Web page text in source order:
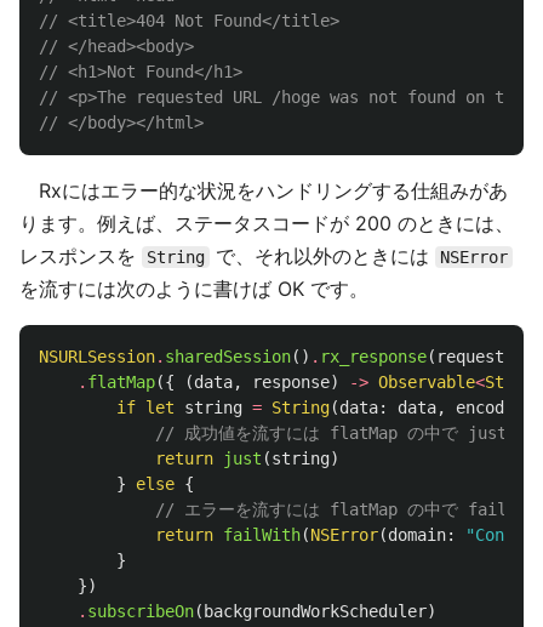
// <title>404 Not Found</title>
// </head><body>
// <h1>Not Found</h1>
// <p>The requested URL /hoge was not found on
// </body></html>
Rxにはエラー的な状況をハンドリングする仕組みがあ
ります。例えば、ステータスコードが 200 のときには、
レスポンスを
String で、それ以外のときには NSError
を流すには次のように書けば OK です。
NSURLSession. sharedSession() . rx_response( request
. flatMap({ (data, response) -> Observable<String
if let string = String(data: data, encoding
// 成功値を流すには flatMap の中で just(値)
return
just (string)
}
else {
// エラーを流すには flatMap の中で
return failWith(NSError(domain:
}
})
. subscribeOn( backgroundWorkScheduler)